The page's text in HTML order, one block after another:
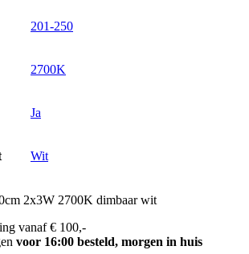
201-250
2700K
Ja
Wit
2x3W 2700K dimbaar wit
vanaf € 100,-
voor 16:00 besteld, morgen in huis